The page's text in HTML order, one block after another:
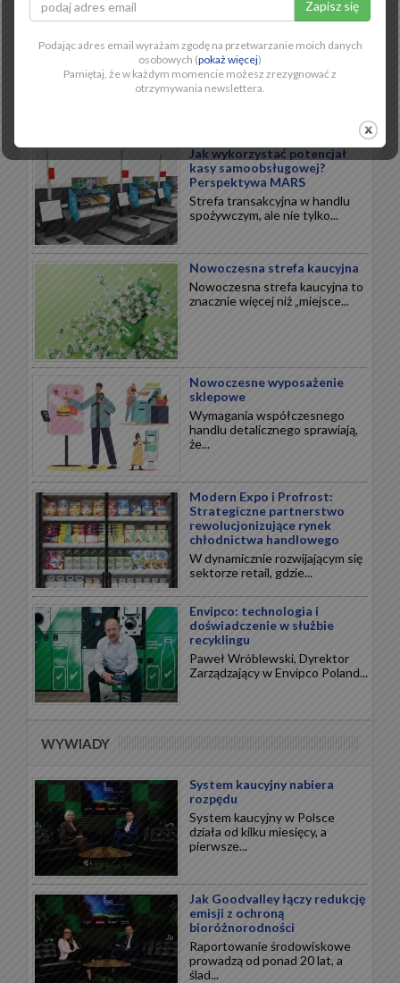
dochodowy okres w handlu.
Jak wykorzystać potencjał
kasy samoobsługowej?
Perspektywa MARS
Strefa transakcyjna w handlu
spożywczym, ale nie tylko...
Nowoczesna strefa kaucyjna
Nowoczesna strefa kaucyjna to
znacznie więcej niż „miejsce...
Nowoczesne wyposażenie
sklepowe
Wymagania współczesnego
handlu detalicznego sprawiają,
że...
Modern Expo i Profrost:
Strategiczne partnerstwo
rewolucjonizujące rynek
chłodnictwa handlowego
W dynamicznie rozwijającym się
sektorze retail, gdzie...
Envipco: technologia i
doświadczenie w służbie
recyklingu
Paweł Wróblewski, Dyrektor
Zarządzający w Envipco Poland...
WYWIADY
System kaucyjny nabiera
rozpędu
System kaucyjny w Polsce
działa od kilku miesięcy, a
pierwsze...
Jak Goodvalley łączy redukcję
emisji z ochroną
bioróżnorodności
Raportowanie środowiskowe
prowadzą od ponad 20 lat, a
ślad...
Podając adres email wyrażam zgodę na przetwarzanie moich danych
osobowych (pokaż więcej)
Pamiętaj, że w każdym momencie możesz zrezygnować z
otrzymywania newslettera.